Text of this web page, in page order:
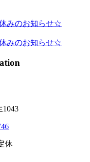
みのお知らせ☆
みのお知らせ☆
休